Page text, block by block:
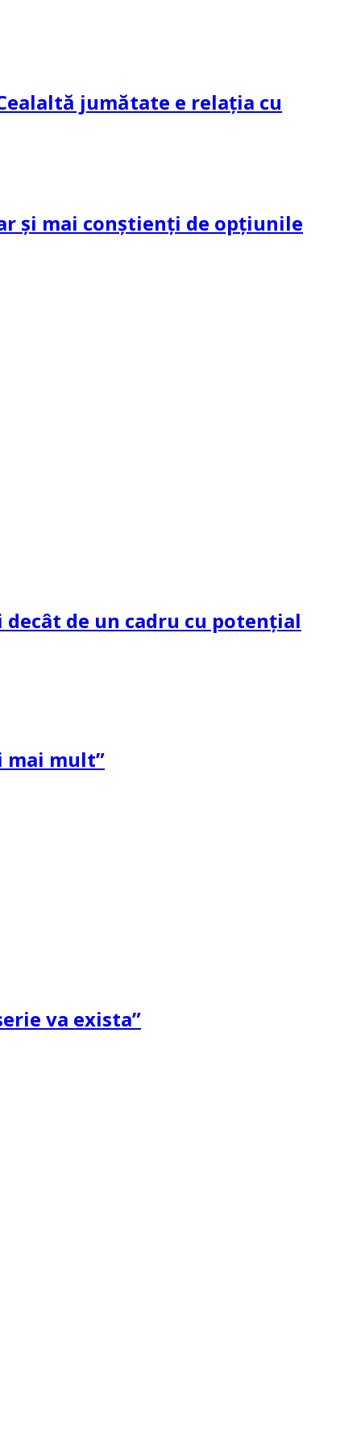
jumătate e relația cu
și mai conștienți de opțiunile
de un cadru cu potenţial
mai mult”
va exista”